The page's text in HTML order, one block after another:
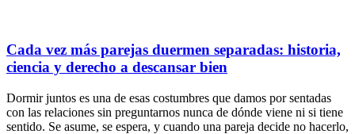
Cada vez más parejas duermen separadas: historia,
ciencia y derecho a descansar bien
Dormir juntos es una de esas costumbres que damos por sentadas
con las relaciones sin preguntarnos nunca de dónde viene ni si tiene
sentido. Se asume, se espera, y cuando una pareja decide no hacerlo,